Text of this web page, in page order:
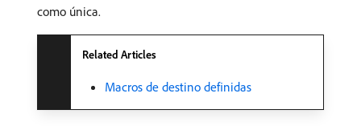
como única.
Related Articles
Macros de destino definidas